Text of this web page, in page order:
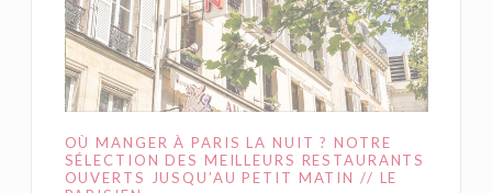
OÙ MANGER À PARIS LA NUIT ? NOTRE
SÉLECTION DES MEILLEURS RESTAURANTS
OUVERTS JUSQU’AU PETIT MATIN // LE